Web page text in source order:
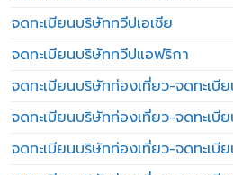
จดทะเบียนบริษัททวีปเอเชีย
จดทะเบียนบริษัททวีปแอฟริกา
จดทะเบียนบริษัทท่องเที่ยว-จดทะเบี
จดทะเบียนบริษัทท่องเที่ยว-จดทะเ
จดทะเบียนบริษัทท่องเที่ยว-จดทะเ